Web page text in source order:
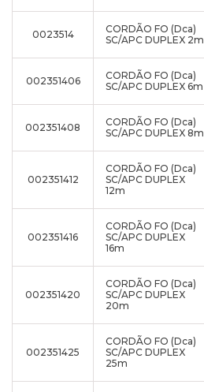
0023514
CORDÃO FO (Dca)
SC/APC DUPLEX 2m
002351406
CORDÃO FO (Dca)
SC/APC DUPLEX 6m
002351408
CORDÃO FO (Dca)
SC/APC DUPLEX 8m
002351412
CORDÃO FO (Dca)
SC/APC DUPLEX
12m
002351416
CORDÃO FO (Dca)
SC/APC DUPLEX
16m
002351420
CORDÃO FO (Dca)
SC/APC DUPLEX
20m
002351425
CORDÃO FO (Dca)
SC/APC DUPLEX
25m